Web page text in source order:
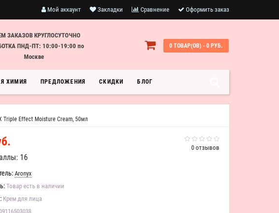
Мой аккаунт Закладки Сравнение Оформить заказ
ЗАКАЗОВ КРУГЛОСУТОЧНО
ПНД-ПТ: 10:00-19:00 по
Москве
0 ТОВАР(ОВ) - 0 РУБ.
ХИМИЯ ПРЕДЛОЖЕНИЯ СКИДКИ БЛОГ
Triple Effect Moisture Cream, 50мл
0 отзывов
16
Aronyx
Товар есть в наличии
Крем для лица